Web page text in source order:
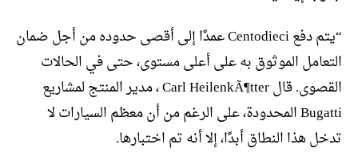
“يتم دفع Centodieci عمدًا إلى أقصى حدوده من أجل ضمان
التعامل الموثوق به على أعلى مستوى، حتى في الحالات
القصوى. قال Carl HeilenkÃ¶tter ، مدير المنتج لمشاريع
Bugatti المحدودة، على الرغم من أن معظم السيارات لا
تدخل هذا النطاق أبدًا، إلا أنه تم اختبارها.